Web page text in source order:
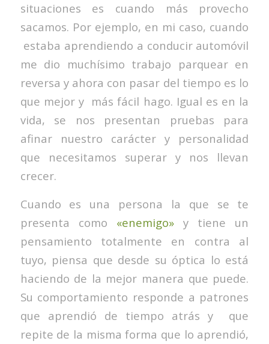
situaciones es cuando más provecho
sacamos. Por ejemplo, en mi caso, cuando
estaba aprendiendo a conducir automóvil
me dio muchísimo trabajo parquear en
reversa y ahora con pasar del tiempo es lo
que mejor y más fácil hago. Igual es en la
vida, se nos presentan pruebas para
afinar nuestro carácter y personalidad
que necesitamos superar y nos llevan
crecer.
Cuando es una persona la que se te
presenta como «enemigo»y tiene un
pensamiento totalmente en contra al
tuyo, piensa que desde su óptica lo está
haciendo de la mejor manera que puede.
Su comportamiento responde a patrones
que aprendió de tiempo atrás y que
repite de la misma forma que lo aprendió,